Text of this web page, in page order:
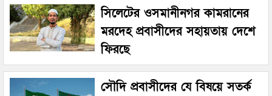
সিলেটের ওসমানীনগর কামরানের
মরদেহ প্রবাসীদের সহায়তায় দেশে
ফিরছে
সৌদি প্রবাসীদের যে বিষয়ে সতর্ক